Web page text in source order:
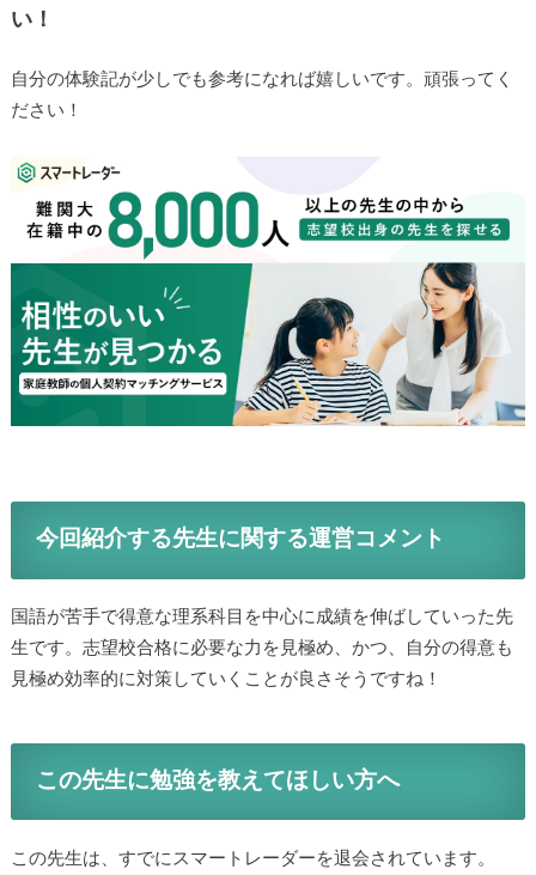
い！
自分の体験記が少しでも参考になれば嬉しいです。頑張ってく
ださい！
今回紹介する先生に関する運営コメント
国語が苦手で得意な理系科目を中心に成績を伸ばしていった先
生です。志望校合格に必要な力を見極め、かつ、自分の得意も
見極め効率的に対策していくことが良さそうですね！
この先生に勉強を教えてほしい方へ
この先生は、すでにスマートレーダーを退会されています。